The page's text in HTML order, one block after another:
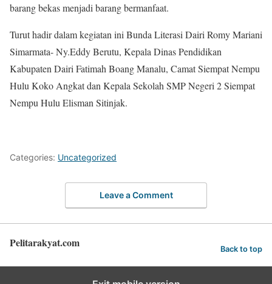
barang bekas menjadi barang bermanfaat.
Turut hadir dalam kegiatan ini Bunda Literasi Dairi Romy Mariani
Simarmata- Ny.Eddy Berutu, Kepala Dinas Pendidikan
Kabupaten Dairi Fatimah Boang Manalu, Camat Siempat Nempu
Hulu Koko Angkat dan Kepala Sekolah SMP Negeri 2 Siempat
Nempu Hulu Elisman Sitinjak.
Categories: Uncategorized
Leave a Comment
Pelitarakyat.com Back to top